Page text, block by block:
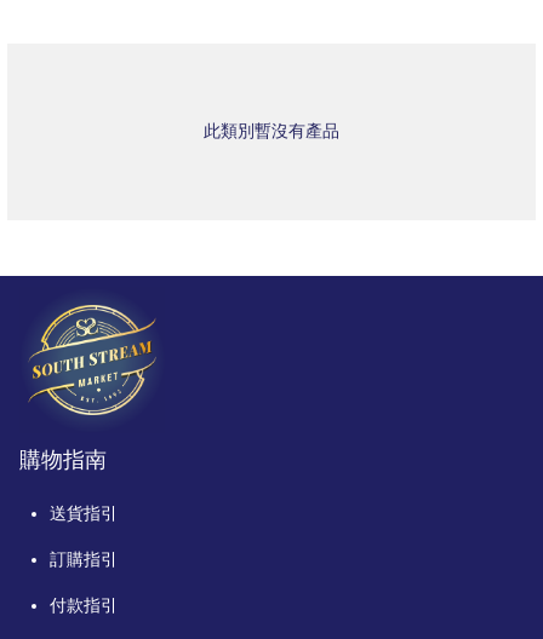
此類別暫沒有產品
購物指南
送貨指引
訂購指引
付款指引